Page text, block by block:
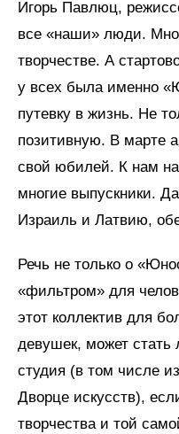
Игорь Павлюц,
все «наши» люди.
творчестве. А
у всех была именно
путевку в жизнь. Не
позитивную. В марте
свой юбилей. К нам
многие выпускники.
Израиль и Латвию,
Речь не только о
«фильтром» для
этот коллектив для
девушек, может
студия (в том числе
Дворце искусств),
творчества и той